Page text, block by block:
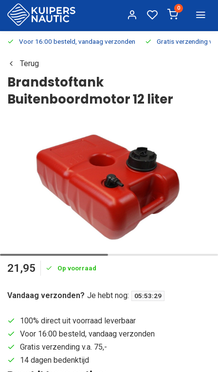
0
Voor 16:00 besteld, vandaag verzonden Gratis verzending
Terug
Brandstoftank
Buitenboordmotor 12 liter
21,95 Op voorraad
Vandaag verzonden? Je hebt nog: 05:53:29
100% direct uit voorraad leverbaar
Voor 16:00 besteld, vandaag verzonden
Gratis verzending v.a. 75,-
14 dagen bedenktijd